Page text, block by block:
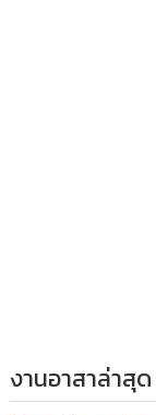
งานอาสาล่าสุด